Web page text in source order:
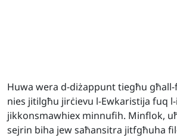
Huwa wera d-diżappunt tiegħu
nies jitilgħu jirċievu l-Ewkaristija fuq
jikkonsmawhiex minnufih. Minflok,
sejrin biha jew saħansitra jitfgħuha